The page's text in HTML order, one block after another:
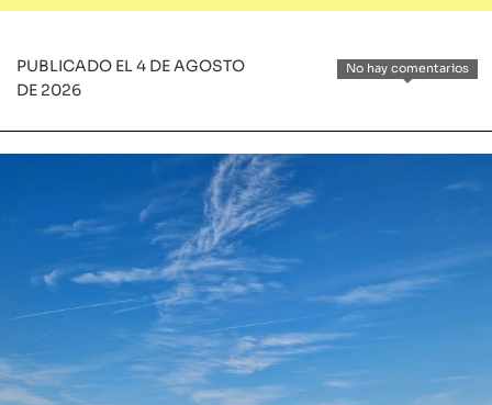
No hay comentarios
PUBLICADO EL 4 DE AGOSTO
DE 2026